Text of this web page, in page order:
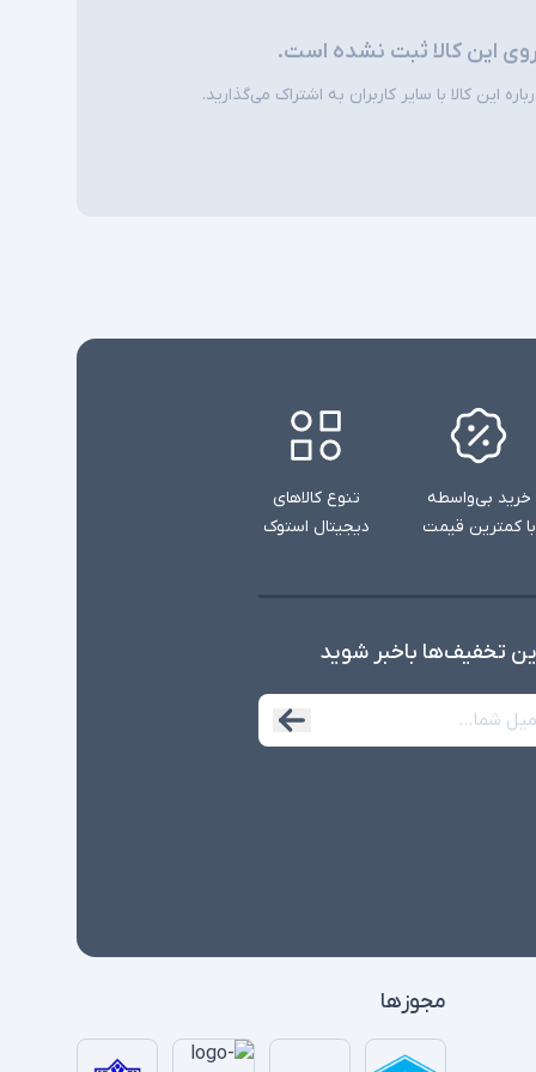
شارژر استاندارد به همراه کابل برق
این کالا ثبت نشده است.
این کالا با سایر کاربران به اشتراک می‌گذارید.
خرید بی‌واسطه
با کمترین قیمت
تنوع کالاهای
دیجیتال استوک
تخفیف‌ها با‌خبر شوید
مجوزها